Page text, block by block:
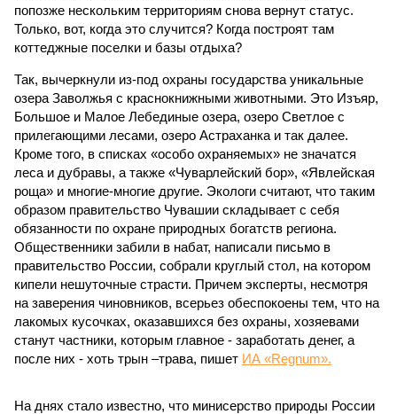
попозже нескольким территориям снова вернут статус.
Только, вот, когда это случится? Когда построят там
коттеджные поселки и базы отдыха?
Так, вычеркнули из-под охраны государства уникальные
озера Заволжья с краснокнижными животными. Это Изъяр,
Большое и Малое Лебединые озера, озеро Светлое с
прилегающими лесами, озеро Астраханка и так далее.
Кроме того, в списках «особо охраняемых» не значатся
леса и дубравы, а также «Чуварлейский бор», «Явлейская
роща» и многие-многие другие. Экологи считают, что таким
образом правительство Чувашии складывает с себя
обязанности по охране природных богатств региона.
Общественники забили в набат, написали письмо в
правительство России, собрали круглый стол, на котором
кипели нешуточные страсти. Причем эксперты, несмотря
на заверения чиновников, всерьез обеспокоены тем, что на
лакомых кусочках, оказавшихся без охраны, хозяевами
станут частники, которым главное - заработать денег, а
после них - хоть трын –трава, пишет ИА «Regnum».
На днях стало известно, что минисерство природы России